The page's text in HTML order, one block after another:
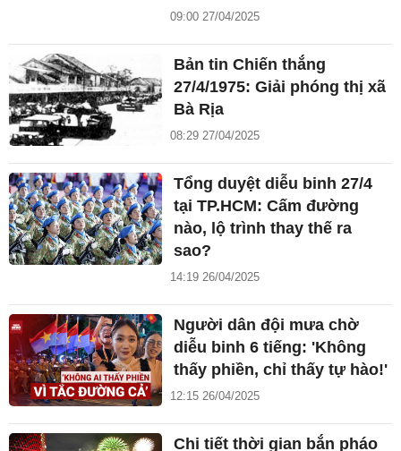
09:00 27/04/2025
Bản tin Chiến thắng
27/4/1975: Giải phóng thị xã
Bà Rịa
08:29 27/04/2025
Tổng duyệt diễu binh 27/4
tại TP.HCM: Cấm đường
nào, lộ trình thay thế ra
sao?
14:19 26/04/2025
Người dân đội mưa chờ
diễu binh 6 tiếng: 'Không
thấy phiền, chỉ thấy tự hào!'
12:15 26/04/2025
Chi tiết thời gian bắn pháo